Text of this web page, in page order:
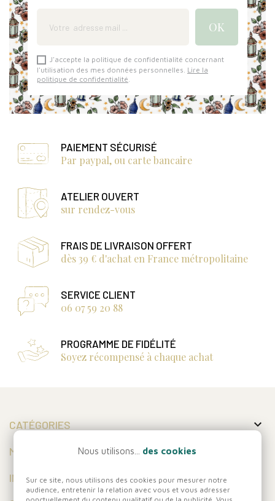
J'accepte la politique de confidentialité concernant
l'utilisation des mes données personnelles. Lire la
politique de confidentialité
PAIEMENT SÉCURISÉ
Par paypal, ou carte bancaire
ATELIER OUVERT
sur rendez-vous
FRAIS DE LIVRAISON OFFERT
dès 39 € d'achat en France métropolitaine
SERVICE CLIENT
06 07 59 20 88
PROGRAMME DE FIDÉLITÉ
Soyez récompensé à chaque achat
CATÉGORIES 
MON COMPTE
INFORMATIONS
Nous utilisons... des cookies
Sur ce site, nous utilisons des cookies pour mesurer notre
audience, entretenir la relation avec vous et vous adresser